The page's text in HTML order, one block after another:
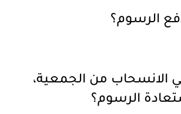
الرسوم؟
الانسحاب من الجمعية،
الرسوم؟